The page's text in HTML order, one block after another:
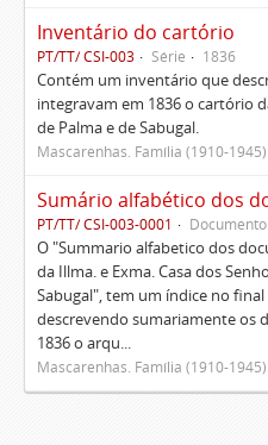
Inventário do cartório
PT/TT/ CSI-003 Série 1836
Contém um inventário que
integravam em 1836 o cartório
de Palma e de Sabugal.
Mascarenhas. Família (1910-1945)
PT/TT/ CSI-003-0001
O "Summario alfabetico dos
da Illma. e Exma. Casa dos
Sabugal", tem um índice no
descrevendo sumariamente os
1836 o arqu...
Mascarenhas. Família (1910-1945)